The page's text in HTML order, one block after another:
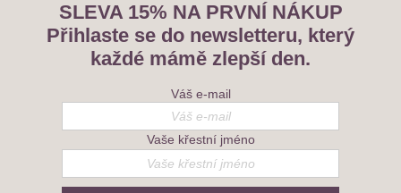
SLEVA 15% NA PRVNÍ NÁKUP
Přihlaste se do newsletteru, který
každé mámě zlepší den.
Váš e-mail
Vaše křestní jméno